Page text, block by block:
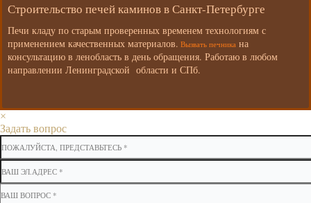
Строительство печей каминов в Санкт-Петербурге
Печи кладу по старым проверенных временем технологиям с
применением качественных материалов. Вызвать печника на
консультацию в ленобласть в день обращения. Работаю в любом
направлении Ленинградской области и СПб.
×
Задать вопрос